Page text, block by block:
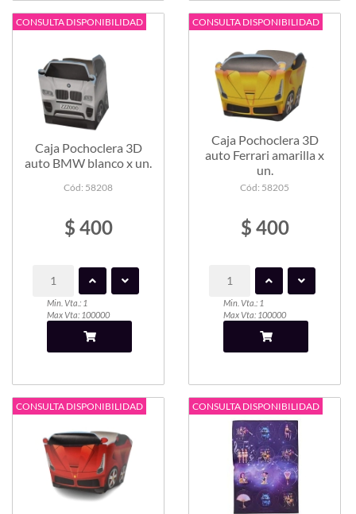
CONSULTA DISPONIBILIDAD
Caja Pochoclera 3D
auto BMW blanco x un.
Cód: 58208
$ 400
Min. Vta.: 1
Max Vta: 100000
CONSULTA DISPONIBILIDAD
Caja Pochoclera 3D
auto Ferrari amarilla x
un.
Cód: 58205
$ 400
Min. Vta.: 1
Max Vta: 100000
CONSULTA DISPONIBILIDAD CONSULTA DISPONIBILIDAD